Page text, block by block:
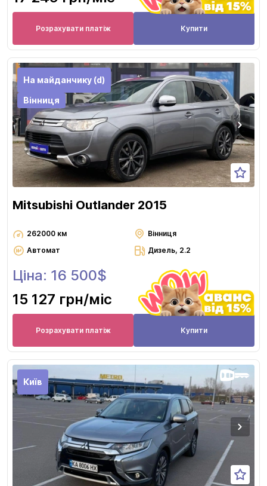
Розрахувати платіж Купити
На майданчику (d)
Вінниця
Mitsubishi Outlander 2015
262000 км
Вінниця
Автомат
Дизель, 2.2
Ціна: 16 500$
15 127 грн/міс
Розрахувати платіж Купити
Київ